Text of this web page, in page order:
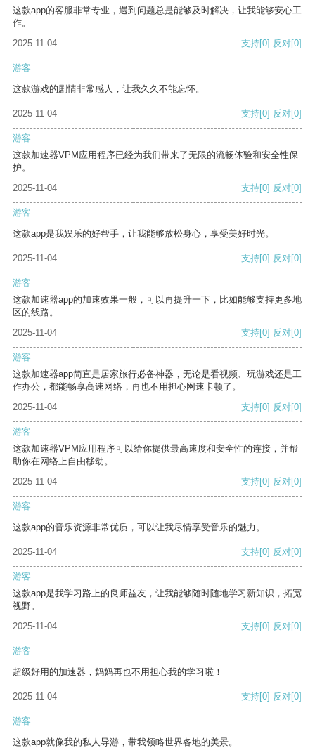
这款app的客服非常专业，遇到问题总是能够及时解决，让我能够安心工
作。
2025-11-04
支持[0] 反对[0]
游客
这款游戏的剧情非常感人，让我久久不能忘怀。
2025-11-04 支持[0] 反对[0]
游客
这款加速器VPM应用程序已经为我们带来了无限的流畅体验和安全性保
护。
2025-11-04
支持[0] 反对[0]
游客
这款app是我娱乐的好帮手，让我能够放松身心，享受美好时光。
2025-11-04 支持[0] 反对[0]
游客
这款加速器app的加速效果一般，可以再提升一下，比如能够支持更多地
区的线路。
2025-11-04
支持[0] 反对[0]
游客
这款加速器app简直是居家旅行必备神器，无论是看视频、玩游戏还是工
作办公，都能畅享高速网络，再也不用担心网速卡顿了。
2025-11-04
支持[0] 反对[0]
游客
这款加速器VPM应用程序可以给你提供最高速度和安全性的连接，并帮
助你在网络上自由移动。
2025-11-04
支持[0] 反对[0]
游客
这款app的音乐资源非常优质，可以让我尽情享受音乐的魅力。
2025-11-04 支持[0] 反对[0]
游客
这款app是我学习路上的良师益友，让我能够随时随地学习新知识，拓宽
视野。
2025-11-04
支持[0] 反对[0]
游客
超级好用的加速器，妈妈再也不用担心我的学习啦！
2025-11-04 支持[0] 反对[0]
游客
这款app就像我的私人导游，带我领略世界各地的美景。